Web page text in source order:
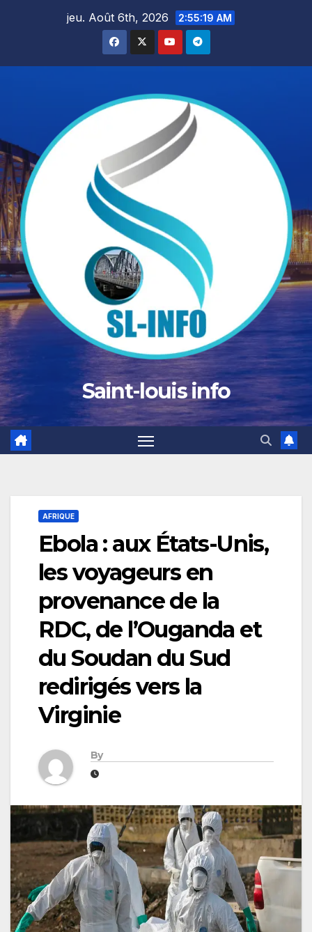
jeu. Août 6th, 2026 2:55:20 AM
Saint-louis info
AFRIQUE
Ebola : aux États-Unis,
les voyageurs en
provenance de la
RDC, de l’Ouganda et
du Soudan du Sud
redirigés vers la
Virginie
By